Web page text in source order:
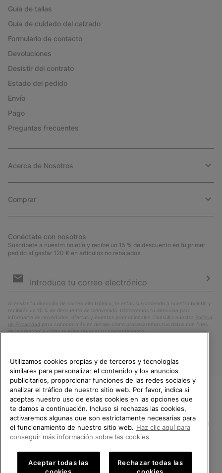
Guía de tallas
Guía de cuidado del calzado
Formulario de contacto
Devoluciones
Desistir del contrato
Estado del pedido
Envío
Pago
Preguntas frecuentes
Acerca de Nosotros
Comprar
Conéctate con nosotros
Suscríbete a nuestro boletín y recibe un 15 % de descuento en tu primer
pedido al gastar 120 € en artículos no rebajados.
de
Al enviar tu dirección de correo electrónico, te estás suscribiendo a nuestro boletín y
recibirás un 15 % de descuento de bienvenida. Utilizaremos tu dirección para
informarte de novedades, ofertas y eventos promocionales. Consulta nuestra Política
de Privacidad para conocer más en detalle cómo procesaremos tus datos con fines
de ’marketing’ y cómo puedes revocar tu consentimiento.
España
Política de Privacidad Condiciones De Uso Terminos de Venta
TE DAMOS LA BIENVENIDA A
SOREL.
POR FAVOR, SELECCIONA TU
PAÍS.
Compras en línea disponibles
Utilizamos cookies propias y de terceros y tecnologías
similares para personalizar el contenido y los anuncios
publicitarios, proporcionar funciones de las redes sociales y
analizar el tráfico de nuestro sitio web. Por favor, indica si
aceptas nuestro uso de estas cookies en las opciones que
te damos a continuación. Incluso si rechazas las cookies,
activaremos algunas que son estrictamente necesarias para
el funcionamiento de nuestro sitio web. Haz clic aquí para
conseguir más información sobre las cookies
Aceptar todas las
Rechazar todas las